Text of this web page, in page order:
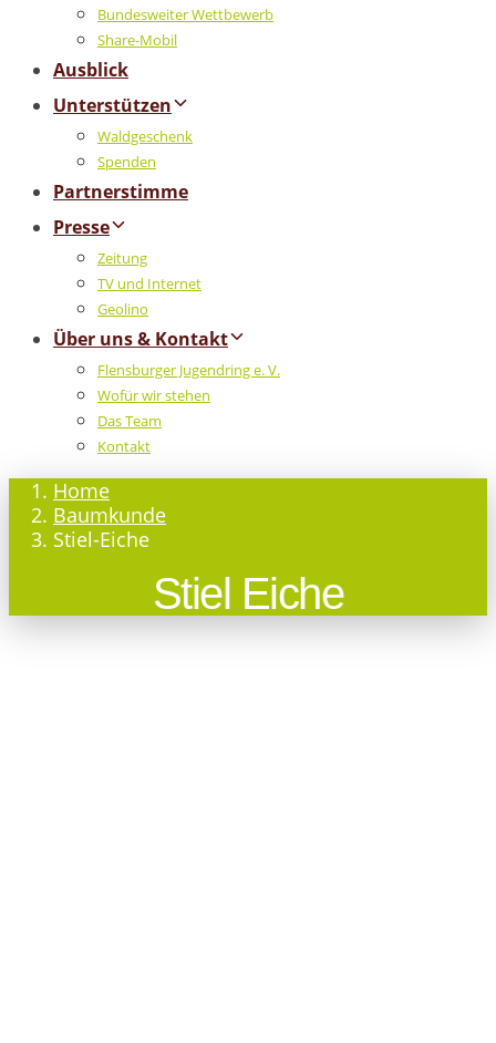
Bundesweiter Wettbewerb
Share-Mobil
Ausblick
Unterstützen
Waldgeschenk
Spenden
Partnerstimme
Presse
Zeitung
TV und Internet
Geolino
Über uns & Kontakt
Flensburger Jugendring e. V.
Wofür wir stehen
Das Team
Kontakt
Home
Baumkunde
Stiel-Eiche
Stiel Eiche